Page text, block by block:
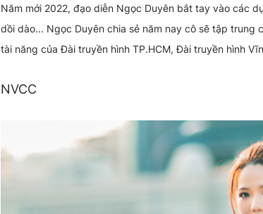
Năm mới 2022, đạo diễn Ngọc Duyên bắt tay vào các
dồi dào... Ngọc Duyên chia sẻ năm nay cô sẽ tập
tài năng của Đài truyền hình TP.HCM, Đài truyền hình
NVCC